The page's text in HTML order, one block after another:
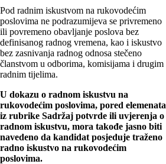
Pod radnim iskustvom na rukovodećim
poslovima ne podrazumijeva se privremeno
ili povremeno obavljanje poslova bez
definisanog radnog vremena, kao i iskustvo
bez zasnivanja radnog odnosa stečeno
članstvom u odborima, komisijama i drugim
radnim tijelima.
U dokazu o radnom iskustvu na
rukovodećim poslovima, pored elemenata
iz rubrike Sadržaj potvrde ili uvjerenja o
radnom iskustvu, mora takođe jasno biti
navedeno da kandidat posjeduje traženo
radno iskustvo na rukovodećim
poslovima.